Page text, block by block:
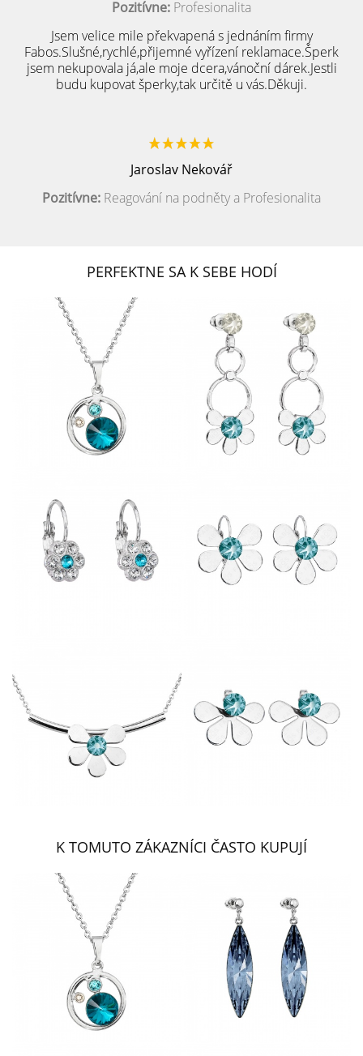
Pozitívne: Profesionalita
Jsem velice mile překvapená s jednáním firmy
Fabos.Slušné,rychlé,přijemné vyřízení reklamace.Šperk
jsem nekupovala já,ale moje dcera,vánoční dárek.Jestli
budu kupovat šperky,tak určitě u vás.Děkuji.
Jaroslav Nekovář
Pozitívne: Reagování na podněty a Profesionalita
PERFEKTNE SA K SEBE HODÍ
K TOMUTO ZÁKAZNÍCI ČASTO KUPUJÍ